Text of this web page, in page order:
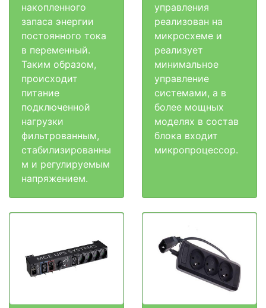
накопленного
запаса энергии
постоянного тока
в переменный.
Таким образом,
происходит
питание
подключенной
нагрузки
фильтрованным,
стабилизированны
м и регулируемым
напряжением.
управления
реализован на
микросхеме и
реализует
минимальное
управление
системами, а в
более мощных
моделях в состав
блока входит
микропроцессор.